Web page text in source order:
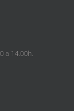
a 14.00h.